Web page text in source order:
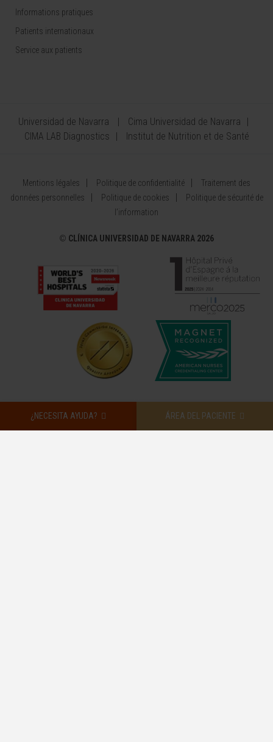
¿NECESITA AYUDA? ÁREA DEL PACIENTE
Informations pratiques
Patients internationaux
Service aux patients
Universidad de Navarra
Cima Universidad de Navarra
CIMA LAB Diagnostics
Institut de Nutrition et de Santé
Mentions légales Politique de confidentialité
Traitement des
données personnelles
Politique de cookies
Politique de sécurité de
l’information
© CLÍNICA UNIVERSIDAD DE NAVARRA 2026